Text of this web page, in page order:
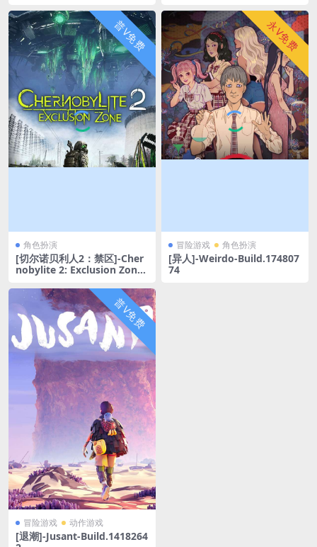
普V免费
角色扮演
[切尔诺贝利人2：禁区]-Cher
nobylite 2: Exclusion Zone-
永V免费
冒险游戏 角色扮演
[异人]-Weirdo-Build.174807
74
普V免费
冒险游戏 动作游戏
[退潮]-Jusant-Build.1418264